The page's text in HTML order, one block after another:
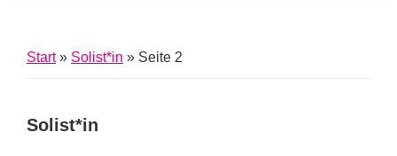
Inklusive
Start» Solist*in » Seite 2
Solist*in